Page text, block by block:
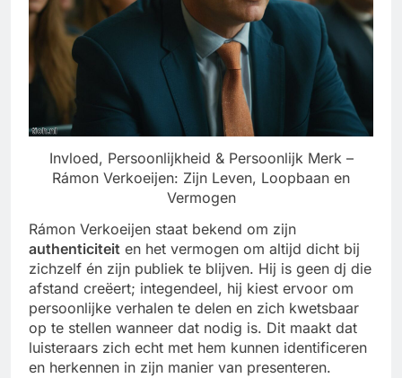
Invloed, Persoonlijkheid & Persoonlijk Merk –
Rámon Verkoeijen: Zijn Leven, Loopbaan en
Vermogen
Rámon Verkoeijen staat bekend om zijn
authenticiteit en het vermogen om altijd dicht bij
zichzelf én zijn publiek te blijven. Hij is geen dj die
afstand creëert; integendeel, hij kiest ervoor om
persoonlijke verhalen te delen en zich kwetsbaar
op te stellen wanneer dat nodig is. Dit maakt dat
luisteraars zich echt met hem kunnen identificeren
en herkennen in zijn manier van presenteren.